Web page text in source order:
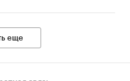
еще